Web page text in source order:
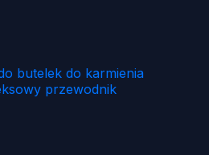
butelek do karmienia
przewodnik